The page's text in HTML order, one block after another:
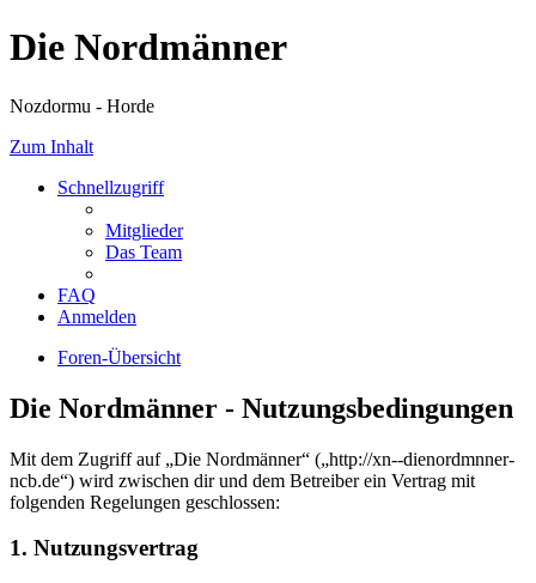
Die Nordmänner
Nozdormu - Horde
Zum Inhalt
Schnellzugriff
Mitglieder
Das Team
FAQ
Anmelden
Foren-Übersicht
Die Nordmänner - Nutzungsbedingungen
Mit dem Zugriff auf „Die Nordmänner“ („http://xn--dienordmnner-
ncb.de“) wird zwischen dir und dem Betreiber ein Vertrag mit
folgenden Regelungen geschlossen:
1. Nutzungsvertrag